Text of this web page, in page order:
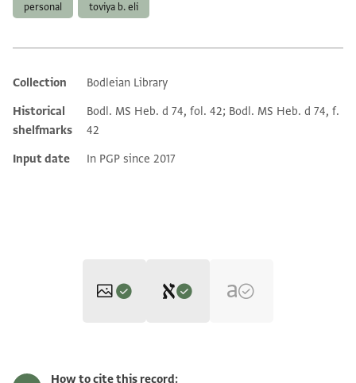
personal toviya b. eli
Additional metadata
Collection
Bodleian Library
Historical
shelfmarks
Bodl. MS Heb. d 74, fol. 42; Bodl. MS Heb. d 74, f.
42
Input date
In PGP since 2017
S. D. Goitein's unpublished edition (1950–85).
How to cite this record: